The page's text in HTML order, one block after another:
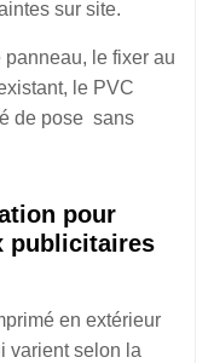
sur site.
le fixer au
le PVC
de pose sans
pour
publicitaires
en extérieur
varient selon la